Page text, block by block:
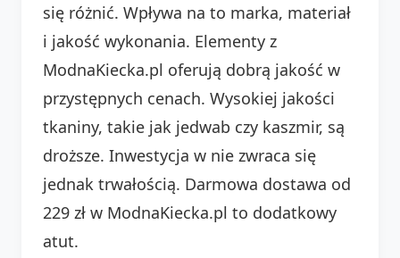
się różnić. Wpływa na to marka, materiał
i jakość wykonania. Elementy z
ModnaKiecka.pl oferują dobrą jakość w
przystępnych cenach. Wysokiej jakości
tkaniny, takie jak jedwab czy kaszmir, są
droższe. Inwestycja w nie zwraca się
jednak trwałością. Darmowa dostawa od
229 zł w ModnaKiecka.pl to dodatkowy
atut.